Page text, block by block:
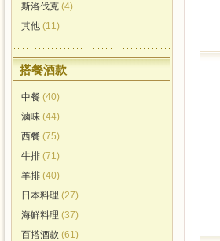
斯洛伐克 (4)
其他 (11)
搭餐酒款
中餐 (40)
滷味 (44)
西餐 (75)
牛排 (71)
羊排 (40)
日本料理 (27)
海鮮料理 (37)
百搭酒款 (61)